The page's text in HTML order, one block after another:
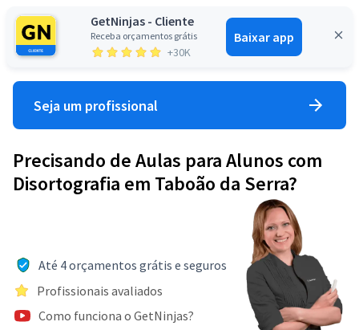
GetNinjas - Cliente
Receba orçamentos grátis
+30K
Baixar app
Entrar
Seja um profissional
Precisando de Aulas para Alunos com
Disortografia em Taboão da Serra?
Até 4 orçamentos grátis e seguros
Profissionais avaliados
Como funciona o GetNinjas?